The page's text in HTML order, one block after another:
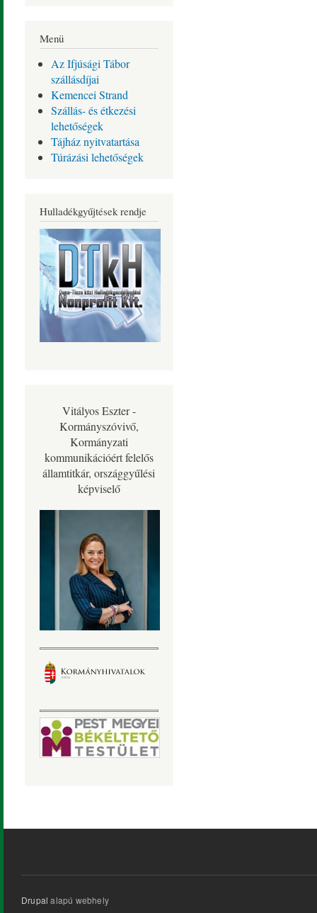
Menü
Az Ifjúsági Tábor
szállásdíjai
Kemencei Strand
Szállás- és étkezési
lehetőségek
Tájház nyitvatartása
Túrázási lehetőségek
Hulladékgyűjtések rendje
Vitályos Eszter -
Kormányszóvivő,
Kormányzati
kommunikációért felelős
államtitkár, országgyűlési
képviselő
Drupal alapú webhely